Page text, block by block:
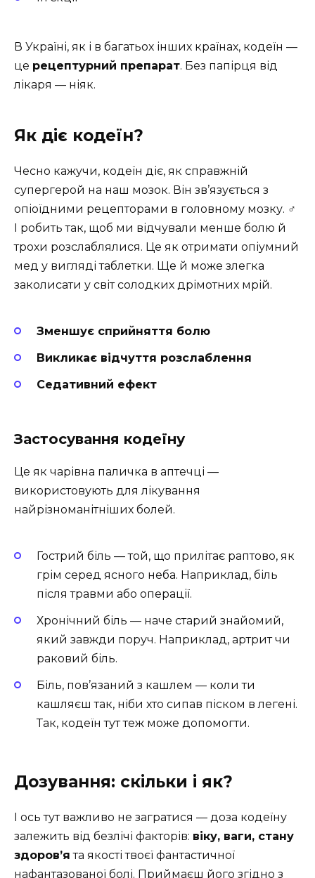
В Україні, як і в багатьох інших країнах, кодеїн —
це рецептурний препарат. Без папірця від
лікаря — ніяк.
Як діє кодеїн?
Чесно кажучи, кодеїн діє, як справжній
супергерой на наш мозок. Він зв’язується з
опіоїдними рецепторами в головному мозку. ‍♂️
І робить так, щоб ми відчували менше болю й
трохи розслаблялися. Це як отримати опіумний
мед у вигляді таблетки. Ще й може злегка
заколисати у світ солодких дрімотних мрій.
Зменшує сприйняття болю
Викликає відчуття розслаблення
Седативний ефект
Застосування кодеїну
Це як чарівна паличка в аптечці —
використовують для лікування
найрізноманітніших болей.
Гострий біль — той, що прилітає раптово, як
грім серед ясного неба. Наприклад, біль
після травми або операції.
Хронічний біль — наче старий знайомий,
який завжди поруч. Наприклад, артрит чи
раковий біль.
Біль, пов’язаний з кашлем — коли ти
кашляєш так, ніби хто сипав піском в легені.
Так, кодеїн тут теж може допомогти.
Дозування: скільки і як?
І ось тут важливо не загратися — доза кодеїну
залежить від безлічі факторів: віку, ваги, стану
здоров’я та якості твоєї фантастичної
нафантазованої болі. Приймаєш його згідно з